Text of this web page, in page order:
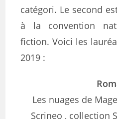
catégori. Le second
à la convention
fiction. Voici les
2019 :
Les nuages de
Scrineo , collection